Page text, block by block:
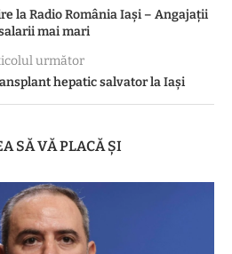
la Radio România Iași – Angajații
mai mari
următor
hepatic salvator la Iași
SĂ VĂ PLACĂ ȘI